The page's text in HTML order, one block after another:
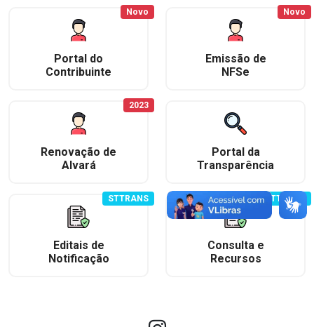
Portal do
Contribuinte
Novo
Emissão de
NFSe
Novo
Renovação de
Alvará
2023
Portal da
Transparência
Editais de
Notificação
STTRANS
Consulta e
Recursos
STTRANS